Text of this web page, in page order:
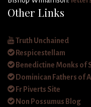
Other Links
Truth Unchained
Respicestellam
Benedictine Monks of
Dominican Fathers of
Fr Piverts Site
Non Possumus Blog